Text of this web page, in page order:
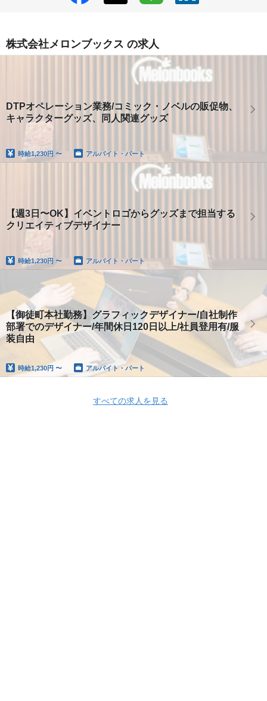
株式会社メロンブックス の求人
DTPオペレーション業務/コミック・ノベルの販促物、
キャラクターグッズ、同人関連グッズ
時給1,230円 〜 アルバイト・パート
【週3日〜OK】イベントロゴからグッズまで担当する
クリエイティブデザイナー
時給1,230円 〜 アルバイト・パート
【御徒町本社勤務】グラフィックデザイナー/自社制作
部署でのデザイナー/年間休日120日以上/社員登用有/服
装自由
時給1,230円 〜 アルバイト・パート
すべての求人を見る